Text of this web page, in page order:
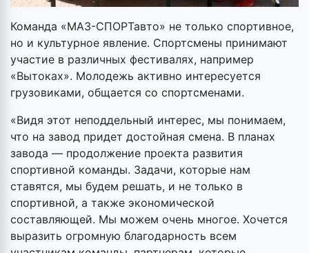
Команда «МАЗ-СПОРТавто» не только спортивное,
но и культурное явление. Спортсмены принимают
участие в различных фестивалях, например
«Вытоках». Молодежь активно интересуется
грузовиками, общается со спортсменами.
«Видя этот неподдельный интерес, мы понимаем,
что на завод придет достойная смена. В планах
завода — продолжение проекта развития
спортивной команды. Задачи, которые нам
ставятся, мы будем решать, и не только в
спортивной, а также экономической
составляющей. Мы можем очень многое. Хочется
выразить огромную благодарность всем